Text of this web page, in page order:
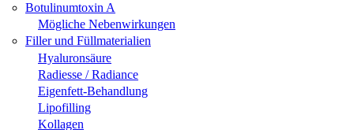
Botulinumtoxin A
Mögliche Nebenwirkungen
Filler und Füllmaterialien
Hyaluronsäure
Radiesse / Radiance
Eigenfett-Behandlung
Lipofilling
Kollagen